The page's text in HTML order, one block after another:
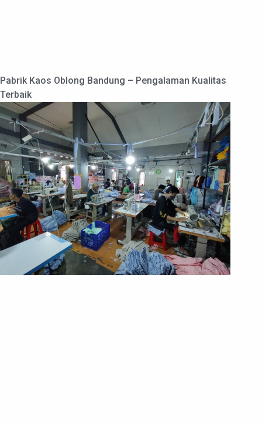
Pabrik Kaos Oblong Bandung – Pengalaman Kualitas
Terbaik